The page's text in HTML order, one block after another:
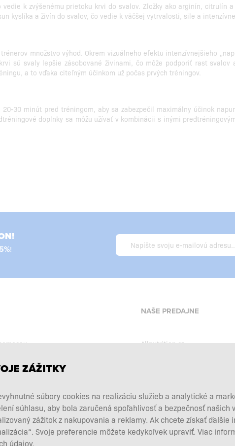
k zvýšenému prietoku krvi do svalov. Zložky ako arginín,
kyslíka a živín do svalov, čo vedie k väčšej vytrvalosti, sile a
množstvo výhod. Okrem vizuálneho efektu intenzívnejšieho
sú svaly lepšie zásobované živinami, čo môže podporiť rast
a to vďaka citeľným účinkom už počas prvých tréningov.
30 minút pred tréningom, aby sa zabezpečil maximálny účinok
doplnky sa môžu užívať v kombinácii s inými
!
doplnkov
a vrátenie tovaru
NAŠE PREDAJNE
Allnutrition.cz
Allnutrition.ua
Allnutrition.co.uk
Allnutrition.de
ZÁŽITKY
súbory cookies na realizáciu služieb a analytické a
súhlasu, aby bola zaručená spoľahlivosť a bezpečnosť našich
zážitok z nakupovania a reklamy. Ak chcete získať ďalšie
Svoje preferencie môžete kedykoľvek upraviť. Viac
údajov.